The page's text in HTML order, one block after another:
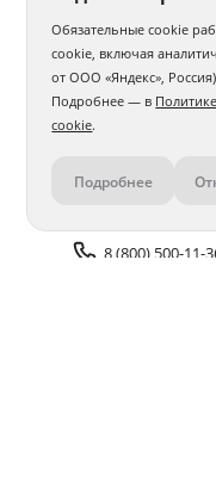
Контакты
8 (800) 500-11-
Обязательные cookie
cookie, включая
от ООО «Яндекс»,
Подробнее — в
cookie.
Подробнее